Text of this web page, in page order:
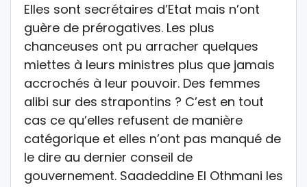
Elles sont secrétaires d’Etat mais n’ont
guère de prérogatives. Les plus
chanceuses ont pu arracher quelques
miettes à leurs ministres plus que jamais
accrochés à leur pouvoir. Des femmes
alibi sur des strapontins ? C’est en tout
cas ce qu’elles refusent de manière
catégorique et elles n’ont pas manqué de
le dire au dernier conseil de
gouvernement. Saadeddine El Othmani les